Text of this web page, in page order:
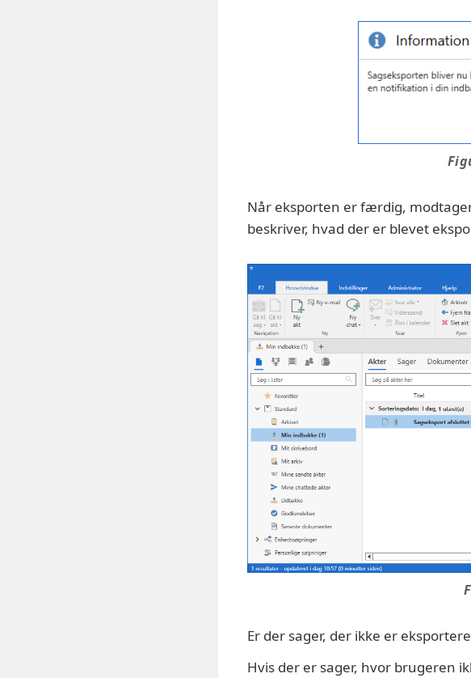
Når eksporten er færdig,
beskriver, hvad der er blevet
Er der sager, der ikke er
Hvis der er sager, hvor brugeren